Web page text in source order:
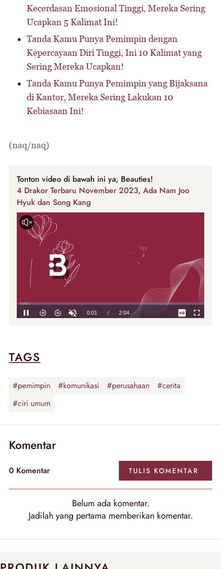
Kecerdasan Emosional Tinggi, Mereka Sering
Ucapkan 5 Kalimat Ini!
Tanda Kamu Punya Pemimpin dengan
Kepercayaan Diri Tinggi, Ini 10 Kalimat yang
Sering Mereka Ucapkan!
Tanda Kamu Punya Pemimpin yang Bijaksana
di Kantor, Mereka Sering Lakukan 10
Kebiasaan Ini!
(naq/naq)
Tonton video di bawah ini ya, Beauties!
4 Drakor Terbaru November 2023, Ada Nam Joo
Hyuk dan Song Kang
TAGS
#pemimpin #komunikasi #perusahaan
#cerita
#ciri umum
Komentar
0 Komentar TULIS KOMENTAR
Belum ada komentar.
Jadilah yang pertama memberikan komentar.